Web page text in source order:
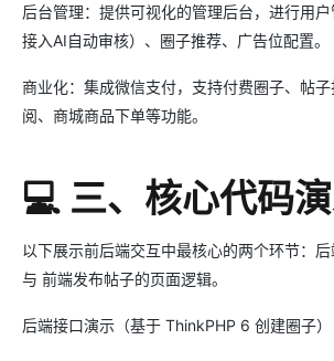
后台管理：提供可视化的管理后台，进行用
接入AI自动审核）、圈子推荐、广告位配置。
商业化：集成微信支付，支持付费圈子、帖
阅、商城商品下单等功能。
💻 三、核心代码
以下展示前后端交互中最核心的两个环节：
与 前端发布帖子的页面逻辑。
后端接口演示（基于 ThinkPHP 6 创建圈子）